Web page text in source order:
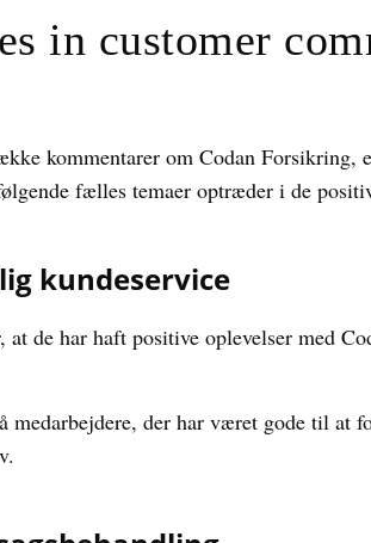
in customer
kommentarer om Codan
fælles temaer optræder i de
kundeservice
de har haft positive oplevelser med
medarbejdere, der har været gode til